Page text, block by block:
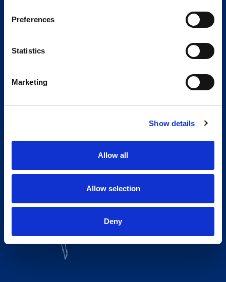
Preferences
Statistics
Marketing
Show details
Allow all
Allow selection
Deny